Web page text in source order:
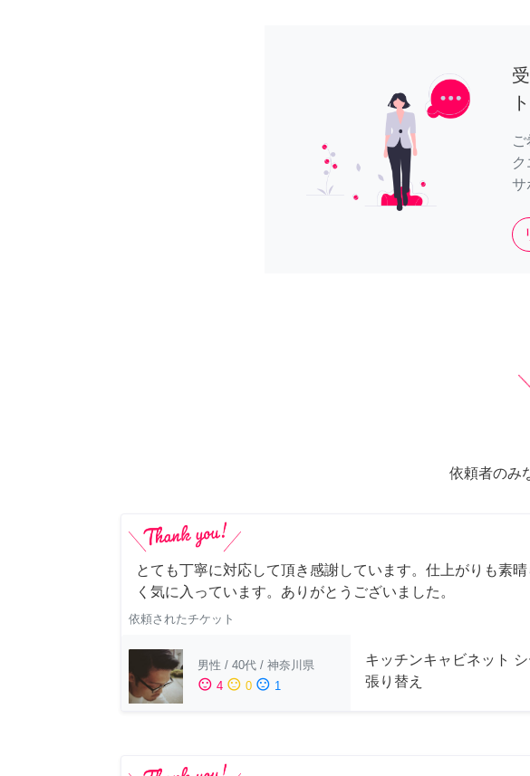
サ
依頼者のみ
とても丁寧に対応して頂き感謝しています。仕上がりも素晴
く気に入っています。ありがとうございました。
依頼されたチケット
男性 / 40代 / 神奈川県
sentiment_satisfied 4 sentiment_neutral 0 sentiment_dissatisfied 1
キッチンキャビネット シ
張り替え